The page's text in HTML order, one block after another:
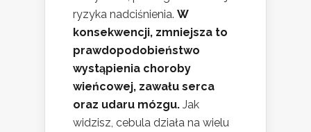
ryzyka nadciśnienia. W
konsekwencji, zmniejsza to
prawdopodobieństwo
wystąpienia choroby
wieńcowej, zawału serca
oraz udaru mózgu. Jak
widzisz, cebula działa na wielu